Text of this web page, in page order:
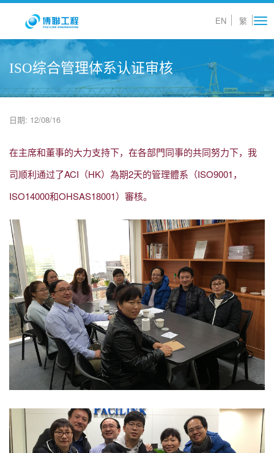
EN 繁
ISO综合管理体系认证审核
日期: 12/08/16
在主席和董事的大力支持下，在各部門同事的共同努力下，我
司顺利通过了ACI（HK）為期2天的管理體系（ISO9001，
ISO14000和OHSAS18001）審核。